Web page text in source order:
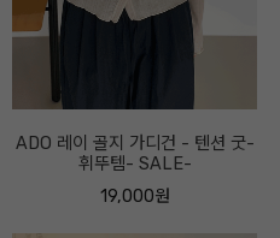
ADO 레이 골지 가디건 - 텐션 굿-
휘뚜템- SALE-
19,000원